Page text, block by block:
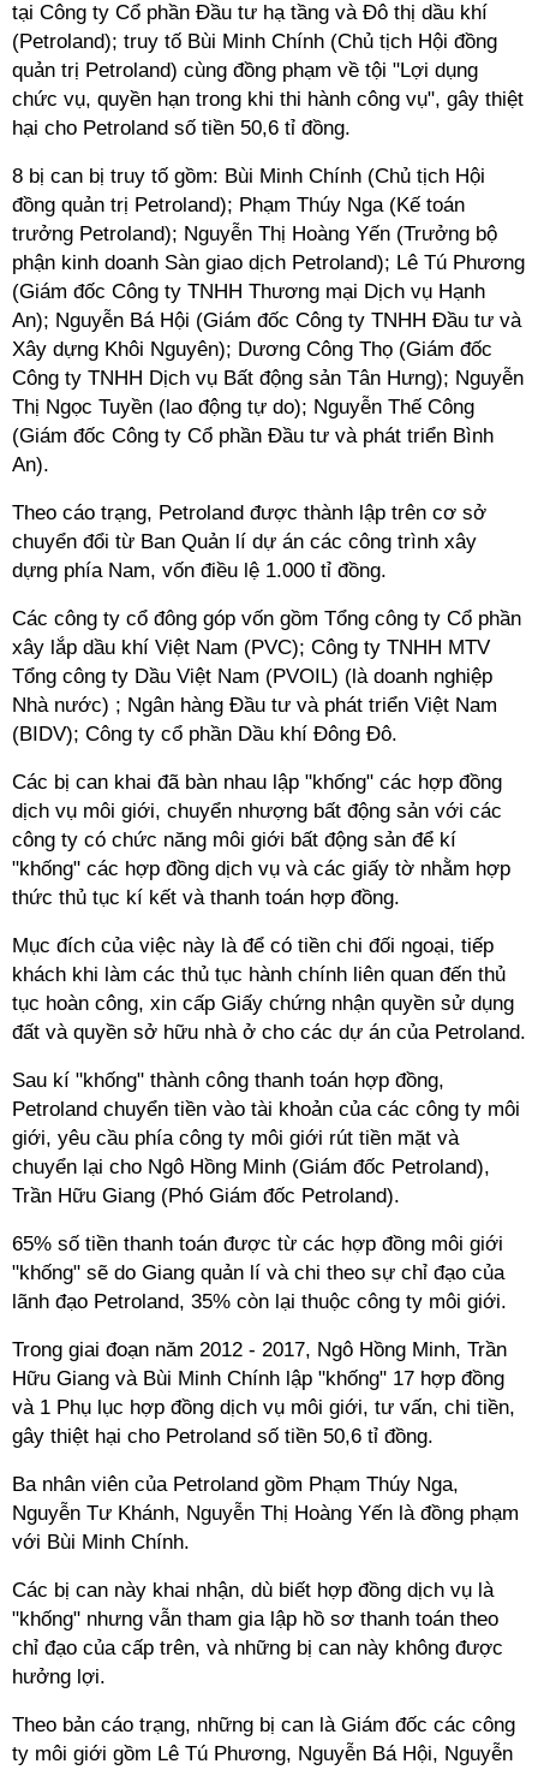
tại Công ty Cổ phần Đầu tư hạ tầng và Đô thị dầu khí
(Petroland); truy tố Bùi Minh Chính (Chủ tịch Hội đồng
quản trị Petroland) cùng đồng phạm về tội "Lợi dụng
chức vụ, quyền hạn trong khi thi hành công vụ", gây thiệt
hại cho Petroland số tiền 50,6 tỉ đồng.
8 bị can bị truy tố gồm: Bùi Minh Chính (Chủ tịch Hội
đồng quản trị Petroland); Phạm Thúy Nga (Kế toán
trưởng Petroland); Nguyễn Thị Hoàng Yến (Trưởng bộ
phận kinh doanh Sàn giao dịch Petroland); Lê Tú Phương
(Giám đốc Công ty TNHH Thương mại Dịch vụ Hạnh
An); Nguyễn Bá Hội (Giám đốc Công ty TNHH Đầu tư và
Xây dựng Khôi Nguyên); Dương Công Thọ (Giám đốc
Công ty TNHH Dịch vụ Bất động sản Tân Hưng); Nguyễn
Thị Ngọc Tuyền (lao động tự do); Nguyễn Thế Công
(Giám đốc Công ty Cổ phần Đầu tư và phát triển Bình
An).
Theo cáo trạng, Petroland được thành lập trên cơ sở
chuyển đổi từ Ban Quản lí dự án các công trình xây
dựng phía Nam, vốn điều lệ 1.000 tỉ đồng.
Các công ty cổ đông góp vốn gồm Tổng công ty Cổ phần
xây lắp dầu khí Việt Nam (PVC); Công ty TNHH MTV
Tổng công ty Dầu Việt Nam (PVOIL) (là doanh nghiệp
Nhà nước) ; Ngân hàng Đầu tư và phát triển Việt Nam
(BIDV); Công ty cổ phần Dầu khí Đông Đô.
Các bị can khai đã bàn nhau lập "khống" các hợp đồng
dịch vụ môi giới, chuyển nhượng bất động sản với các
công ty có chức năng môi giới bất động sản để kí
"khống" các hợp đồng dịch vụ và các giấy tờ nhằm hợp
thức thủ tục kí kết và thanh toán hợp đồng.
Mục đích của việc này là để có tiền chi đối ngoại, tiếp
khách khi làm các thủ tục hành chính liên quan đến thủ
tục hoàn công, xin cấp Giấy chứng nhận quyền sử dụng
đất và quyền sở hữu nhà ở cho các dự án của Petroland.
Sau kí "khống" thành công thanh toán hợp đồng,
Petroland chuyển tiền vào tài khoản của các công ty môi
giới, yêu cầu phía công ty môi giới rút tiền mặt và
chuyển lại cho Ngô Hồng Minh (Giám đốc Petroland),
Trần Hữu Giang (Phó Giám đốc Petroland).
65% số tiền thanh toán được từ các hợp đồng môi giới
"khống" sẽ do Giang quản lí và chi theo sự chỉ đạo của
lãnh đạo Petroland, 35% còn lại thuộc công ty môi giới.
Trong giai đoạn năm 2012 - 2017, Ngô Hồng Minh, Trần
Hữu Giang và Bùi Minh Chính lập "khống" 17 hợp đồng
và 1 Phụ lục hợp đồng dịch vụ môi giới, tư vấn, chi tiền,
gây thiệt hại cho Petroland số tiền 50,6 tỉ đồng.
Ba nhân viên của Petroland gồm Phạm Thúy Nga,
Nguyễn Tư Khánh, Nguyễn Thị Hoàng Yến là đồng phạm
với Bùi Minh Chính.
Các bị can này khai nhận, dù biết hợp đồng dịch vụ là
"khống" nhưng vẫn tham gia lập hồ sơ thanh toán theo
chỉ đạo của cấp trên, và những bị can này không được
hưởng lợi.
Theo bản cáo trạng, những bị can là Giám đốc các công
ty môi giới gồm Lê Tú Phương, Nguyễn Bá Hội, Nguyễn